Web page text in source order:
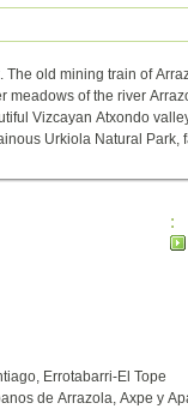
The old mining train of
meadows of the river
Vizcayan Atxondo
Urkiola Natural
:
Errotabarri-El Tope
de Arrazola, Axpe y